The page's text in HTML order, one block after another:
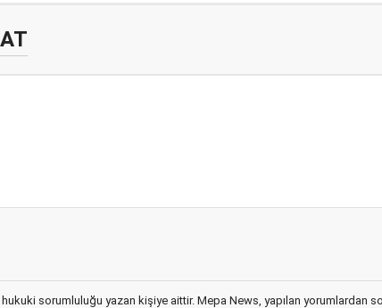
hukuki sorumluluğu yazan kişiye aittir. Mepa News, yapılan yorumlardan